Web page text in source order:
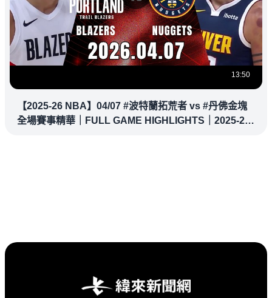
13:50
【2025-26 NBA】04/07 #波特蘭拓荒者 vs #丹佛金塊
全場賽事精華｜FULL GAME HIGHLIGHTS｜2025-26